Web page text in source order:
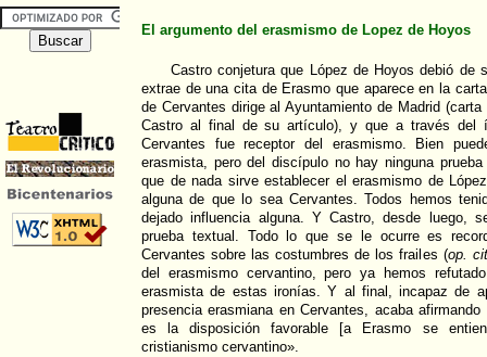
El argumento del erasmismo de Lopez de Hoyos
Castro conjetura que López de Hoyos debió de
extrae de una cita de Erasmo que aparece en la
de Cervantes dirige al Ayuntamiento de Madrid
Castro al final de su artículo), y que a través del
Cervantes fue receptor del erasmismo. Bien
erasmista, pero del discípulo no hay ninguna
que de nada sirve establecer el erasmismo de
alguna de que lo sea Cervantes. Todos hemos
dejado influencia alguna. Y Castro, desde luego,
prueba textual. Todo lo que se le ocurre es
Cervantes sobre las costumbres de los frailes (op.
del erasmismo cervantino, pero ya hemos
erasmista de estas ironías. Y al final, incapaz de
presencia erasmiana en Cervantes, acaba
es la disposición favorable [a Erasmo se
cristianismo cervantino».